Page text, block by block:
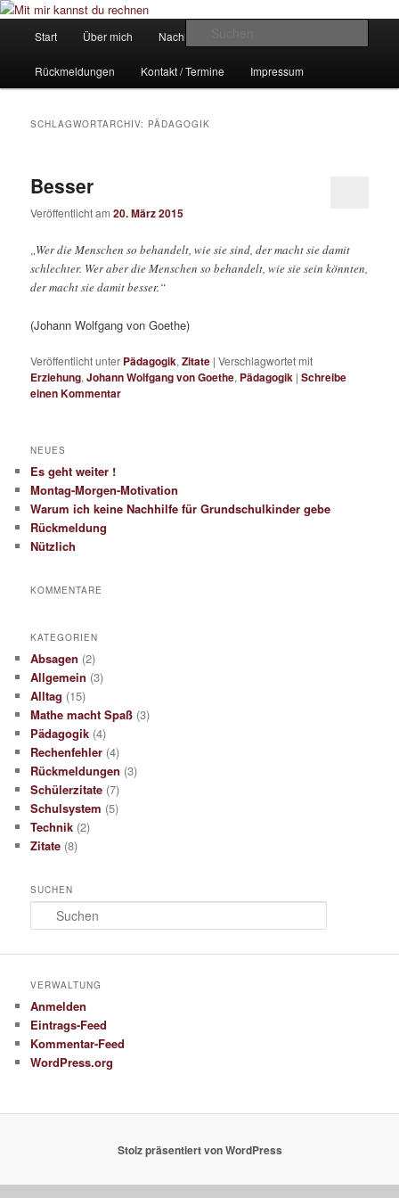
Zum
springen
Zum
springenMit mir kannst du rechnen
Ein Mathe-Nachhilfe-Blog
Start Über mich Nachhilfe-Angebote
Rückmeldungen Kontakt / Termine Impressum
SCHLAGWORTARCHIV: PÄDAGOGIK
Besser
Veröffentlicht am20. März 2015
„Wer die Menschen so behandelt, wie sie sind, der macht sie damit
schlechter. Wer aber die Menschen so behandelt, wie sie sein könnten,
der macht sie damit besser.“
(Johann Wolfgang von Goethe)
Veröffentlicht unter Pädagogik,Zitate |Verschlagwortet mit
Erziehung,Johann Wolfgang von Goethe, Pädagogik |Schreibe
einen Kommentar
NEUES
Es geht weiter !
Montag-Morgen-Motivation
Warum ich keine Nachhilfe für Grundschulkinder gebe
Rückmeldung
Nützlich
KOMMENTARE
KATEGORIEN
Absagen (2)
Allgemein (3)
Alltag (15)
Mathe macht Spaß (3)
Pädagogik (4)
Rechenfehler (4)
Rückmeldungen (3)
Schülerzitate (7)
Schulsystem (5)
Technik (2)
Zitate (8)
SUCHEN
u
VERWALTUNG
Anmelden
Eintrags-Feed
Kommentar-Feed
WordPress.org
Stolz präsentiert von WordPress